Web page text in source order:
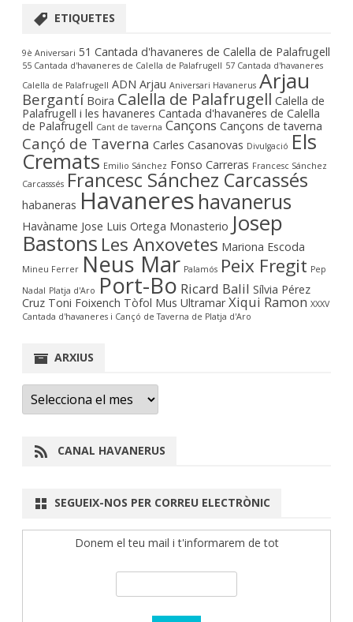
ETIQUETES
9è Aniversari 51 Cantada d'havaneres de Calella de Palafrugell
55 Cantada d'havaneres de Calella de Palafrugell 57 Cantada d'havaneres
Calella de Palafrugell ADN Arjau Aniversari Havanerus Arjau
Bergantí Boira Calella de Palafrugell Calella de
Palafrugell i les havaneres Cantada d'havaneres de Calella
de Palafrugell Cant de taverna Cançons Cançons de taverna
Cançó de Taverna Carles Casanovas Divulgació Els
Cremats Emilio Sánchez Fonso Carreras Francesc Sánchez
Carcasssés Francesc Sánchez Carcassés
habaneras Havaneres havanerus
Havàname Jose Luis Ortega Monasterio Josep
Bastons Les Anxovetes Mariona Escoda
Mineu Ferrer Neus Mar Palamós Peix Fregit Pep
Nadal Platja d'Aro Port-Bo Ricard Balil Sílvia Pérez
Cruz Toni Foixench Tòfol Mus Ultramar Xiqui Ramon XXXV
Cantada d'havaneres i Cançó de Taverna de Platja d'Aro
ARXIUS
Arxius
CANAL HAVANERUS
SEGUEIX-NOS PER CORREU ELECTRÒNIC
Donem el teu mail i t'informarem de tot